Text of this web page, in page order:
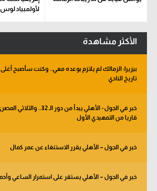
لأولمبياد
الأكثر مشاهدة
بيزيرا: الزمالك لم يلتزم بوعده معي.. وكنت سأصبح
تاريخ النادي
خبر في الجول - الأهلي يبدأ من دور الـ
قاريا من التمهيدي الأول
خبر في الجول – الأهلي يقرر الاستنغاء عن عمر كمال
خبر في الجول – الأهلي يستقر على استمرار الساعي